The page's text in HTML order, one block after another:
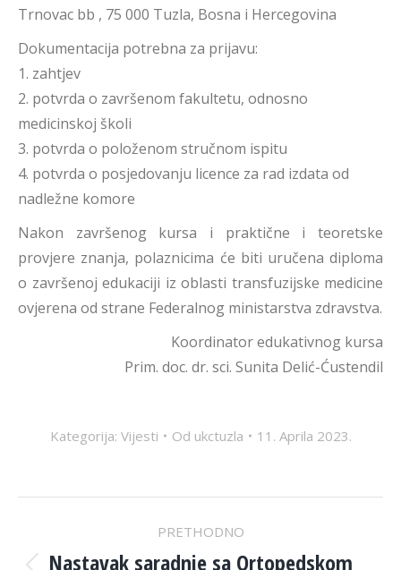
Trnovac bb , 75 000 Tuzla, Bosna i Hercegovina
Dokumentacija potrebna za prijavu:
1. zahtjev
2. potvrda o završenom fakultetu, odnosno
medicinskoj školi
3. potvrda o položenom stručnom ispitu
4. potvrda o posjedovanju licence za rad izdata od
nadležne komore
Nakon završenog kursa i praktične i teoretske
provjere znanja, polaznicima će biti uručena diploma
o završenoj edukaciji iz oblasti transfuzijske medicine
ovjerena od strane Federalnog ministarstva zdravstva.
Koordinator edukativnog kursa
Prim. doc. dr. sci. Sunita Delić-Ćustendil
Kategorija: Vijesti Od ukctuzla 11. Aprila 2023.
PRETHODNO
Nastavak saradnje sa Ortopedskom